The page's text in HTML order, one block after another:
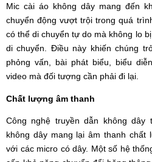
Mic cài áo không dây mang đến
chuyển động vượt trội trong quá
có thể di chuyển tự do mà không lo
di chuyển. Điều này khiến chúng
phỏng vấn, bài phát biểu, biểu
video mà đối tượng cần phải đi lại.
Chất lượng âm thanh
Công nghệ truyền dẫn không dây
không dây mang lại âm thanh chất
với các micro có dây. Một số hệ